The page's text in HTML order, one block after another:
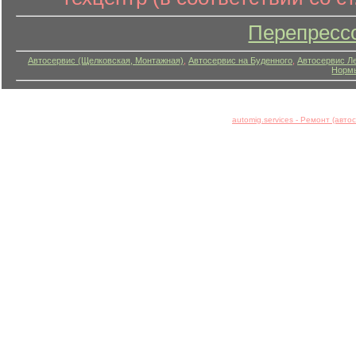
Автосервис (Щелковская, Монтажная) Автосервис на Буденного Автосервис
automig.services - Ремонт